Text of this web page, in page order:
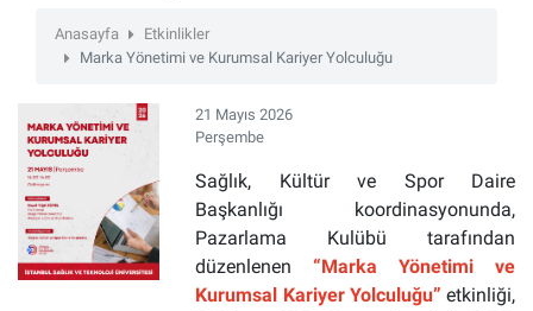
Anasayfa
Etkinlikler
Marka Yönetimi ve Kurumsal Kariyer Yolculuğu
21 Mayıs 2026
Perşembe
Sağlık, Kültür ve Spor Daire
Başkanlığı koordinasyonunda,
Pazarlama Kulübü tarafından
düzenlenen “Marka Yönetimi ve
Kurumsal Kariyer Yolculuğu” etkinliği,